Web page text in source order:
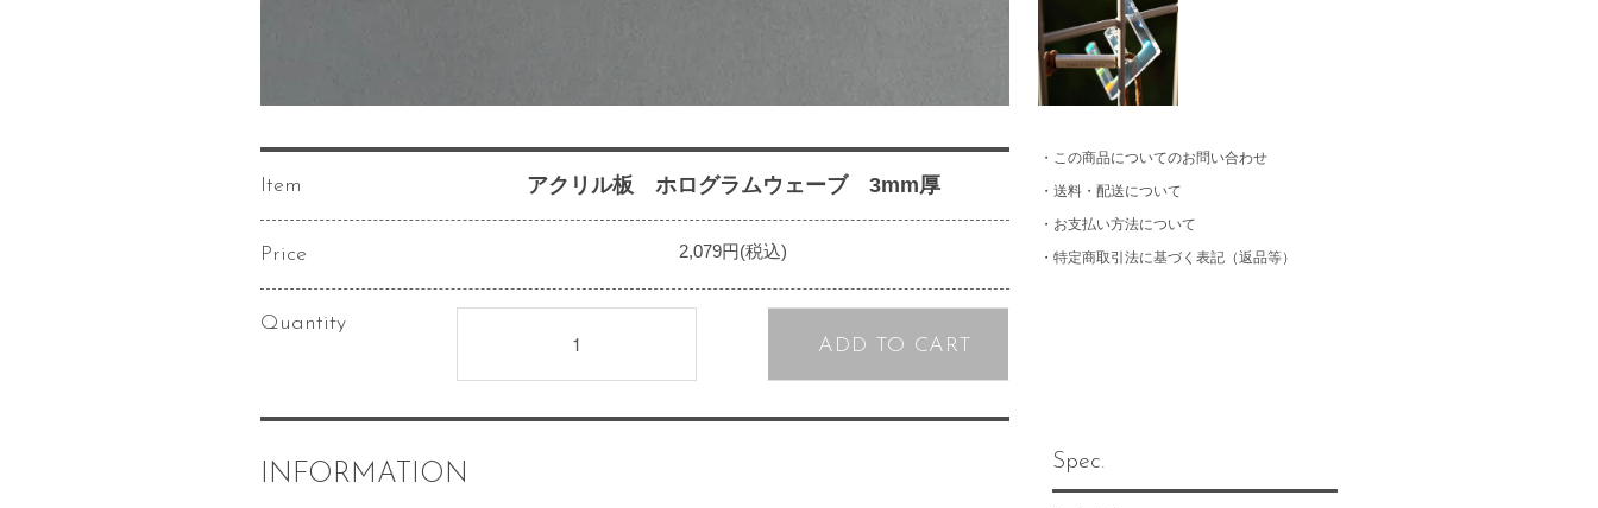
Item アクリル板 ホログラムウェーブ 3mm厚
Price 2,079円(税込)
Quantity
ADD TO CART
・ この商品についてのお問い合わせ
・ 送料・配送について
・ お支払い方法について
・ 特定商取引法に基づく表記（返品等）
INFORMATION Spec.